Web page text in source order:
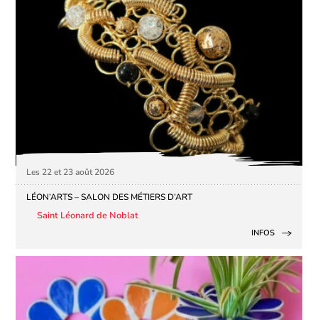
Les 22 et 23 août 2026
LÉON’ARTS – SALON DES MÉTIERS D’ART
Saint Léonard de Noblat
INFOS